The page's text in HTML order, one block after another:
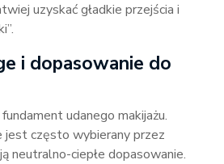
uzyskać gładkie przejścia i
i dopasowanie do
udanego makijażu.
często wybierany przez
neutralno-ciepłe dopasowanie.